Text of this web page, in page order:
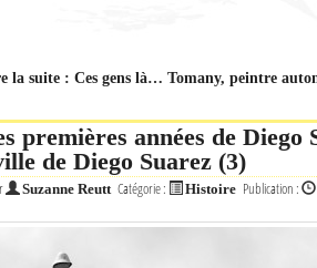
la suite : Ces gens là… Tomany, peintre
premières années de Diego
de Diego Suarez (3)
Suzanne Reutt Catégorie : Histoire Publication :